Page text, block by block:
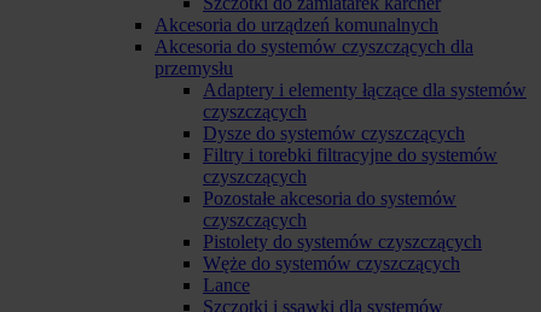
Akcesoria do urządzeń komunalnych
Akcesoria do systemów czyszczących dla
przemysłu
Adaptery i elementy łączące dla systemów
czyszczących
Dysze do systemów czyszczących
Filtry i torebki filtracyjne do systemów
czyszczących
Pozostałe akcesoria do systemów
czyszczących
Pistolety do systemów czyszczących
Węże do systemów czyszczących
Lance
Szczotki i ssawki dla systemów